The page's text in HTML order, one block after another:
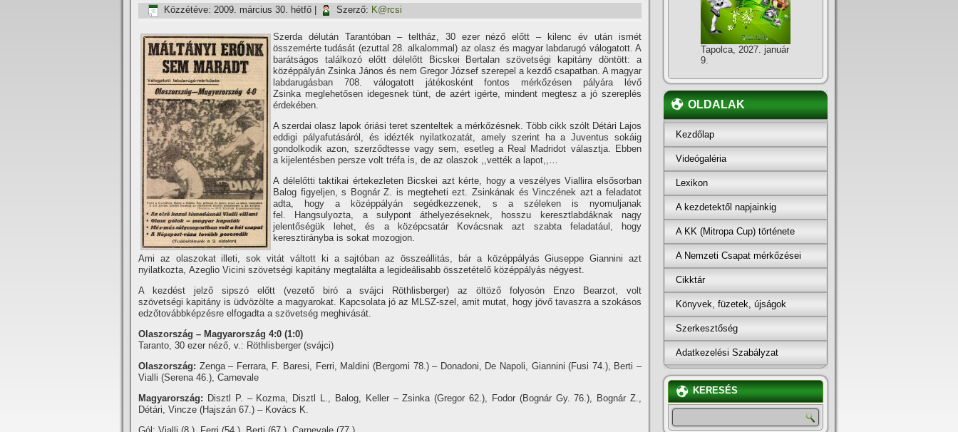
Közzétéve: 2009. március 30. hétfő Szerző: K@rcsi
Szerda délután Tarantóban – teltház, 30 ezer néző előtt – kilenc év után ismét
összemérte tudását (ezuttal 28. alkalommal) az olasz és magyar labdarugó válogatott. A
barátságos találkozó előtt délelőtt Bicskei Bertalan szövetségi kapitány döntött: a
középpályán Zsinka János és nem Gregor József szerepel a kezdő csapatban. A magyar
labdarugásban 708. válogatott játékosként fontos mérkőzésen pályára lévő
Zsinka meglehetősen idegesnek tünt, de azért igérte, mindent megtesz a jó szereplés
érdekében.
A szerdai olasz lapok óriási teret szenteltek a mérkőzésnek. Több cikk szólt Détári Lajos
eddigi pályafutásáról, és idézték nyilatkozatát, amely szerint ha a Juventus sokáig
gondolkodik azon, szerződtesse vagy sem, esetleg a Real Madridot választja. Ebben
a kijelentésben persze volt tréfa is, de az olaszok ,,vették a lapot,,…
A délelőtti taktikai értekezleten Bicskei azt kérte, hogy a veszélyes Viallira elsősorban
Balog figyeljen, s Bognár Z. is megteheti ezt. Zsinkának és Vinczének azt a feladatot
adta, hogy a középpályán segédkezzenek, s a széleken is nyomuljanak
fel. Hangsulyozta, a sulypont áthelyezéseknek, hosszu keresztlabdáknak nagy
jelentőségük lehet, és a középcsatár Kovácsnak azt szabta feladatául, hogy
keresztirányba is sokat mozogjon.
Ami az olaszokat illeti, sok vitát váltott ki a sajtóban az összeállitás, bár a középpályás Giuseppe Giannini azt
nyilatkozta, Azeglio Vicini szövetségi kapitány megtalálta a legideálisabb összetételő középpályás négyest.
A kezdést jelző sipszó előtt (vezető biró a svájci Röthlisberger) az öltöző folyosón Enzo Bearzot, volt
szövetségi kapitány is üdvözölte a magyarokat. Kapcsolata jó az MLSZ-szel, amit mutat, hogy jövő tavaszra a szokásos
edzőtovábbképzésre elfogadta a szövetség meghivását.
Olaszország – Magyarország 4:0 (1:0)
Taranto, 30 ezer néző, v.: Röthlisberger (svájci)
Olaszország: Zenga – Ferrara, F. Baresi, Ferri, Maldini (Bergomi 78.) – Donadoni, De Napoli, Giannini (Fusi 74.), Berti –
Vialli (Serena 46.), Carnevale
Magyarország: Disztl P. – Kozma, Disztl L., Balog, Keller – Zsinka (Gregor 62.), Fodor (Bognár Gy. 76.), Bognár Z.,
Détári, Vincze (Hajszán 67.) – Kovács K.
Tapolca, 2027. január
9.
OLDALAK
Kezdőlap
Videógaléria
Lexikon
A kezdetektől napjainkig
A KK (Mitropa Cup) története
A Nemzeti Csapat mérkőzései
Cikktár
Könyvek, füzetek, újságok
Szerkesztőség
Adatkezelési Szabályzat
KERESÉS